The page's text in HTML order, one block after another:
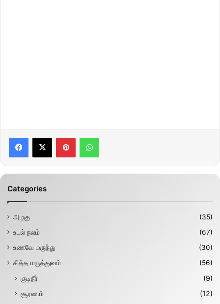
PinterestWhatsApp
Categories
அழகு
(35)
உடல் நலம்
(67)
உணவே மருந்து
(30)
சித்த மருத்துவம்
(56)
குடிநீர்
(9)
சூரணம்
(12)